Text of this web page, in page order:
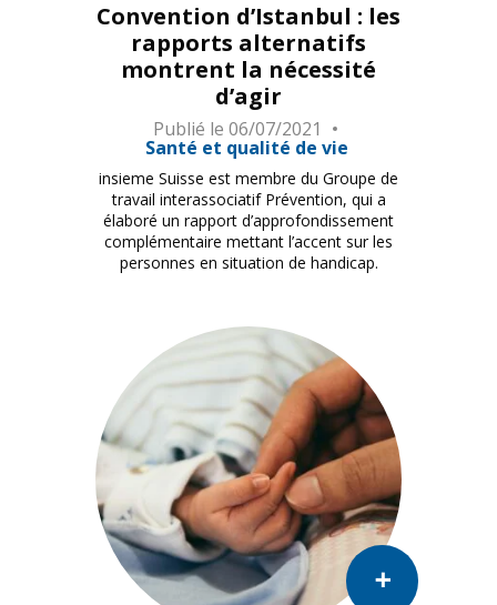
Convention d’Istanbul : les
rapports alternatifs
montrent la nécessité
d’agir
Publié le 06/07/2021
Santé et qualité de vie
insieme Suisse est membre du Groupe de
travail interassociatif Prévention, qui a
élaboré un rapport d’approfondissement
complémentaire mettant l’accent sur les
personnes en situation de handicap.